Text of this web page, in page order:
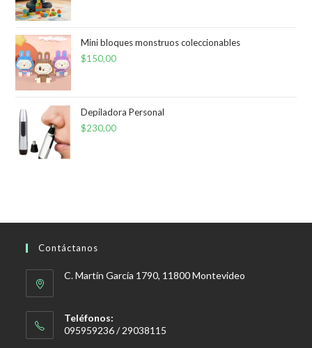
Mini bloques monstruos coleccionables
$150,00
Depiladora Personal
$230,00
Contáctanos
C. Martín García 1790, 11800 Montevideo
Teléfonos:
095959236 / 29038115